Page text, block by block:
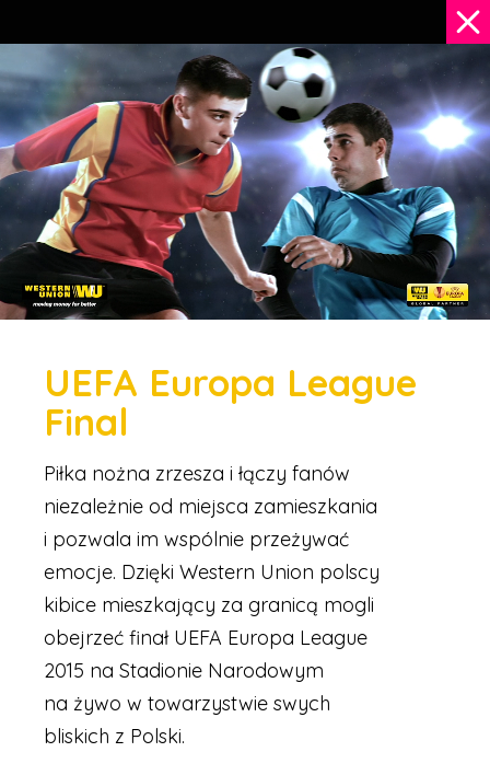
UEFA Europa League
Final
Piłka nożna zrzesza i łączy fanów
niezależnie od miejsca zamieszkania
i pozwala im wspólnie przeżywać
emocje. Dzięki Western Union polscy
kibice mieszkający za granicą mogli
obejrzeć finał UEFA Europa League
2015 na Stadionie Narodowym
na żywo w towarzystwie swych
bliskich z Polski.